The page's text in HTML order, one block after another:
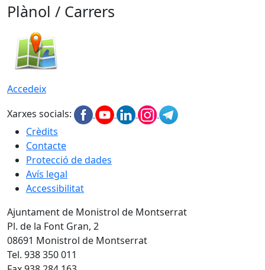
Plànol / Carrers
Accedeix
Xarxes socials:
Crèdits
Contacte
Protecció de dades
Avís legal
Accessibilitat
Ajuntament de Monistrol de Montserrat
Pl. de la Font Gran, 2
08691 Monistrol de Montserrat
Tel. 938 350 011